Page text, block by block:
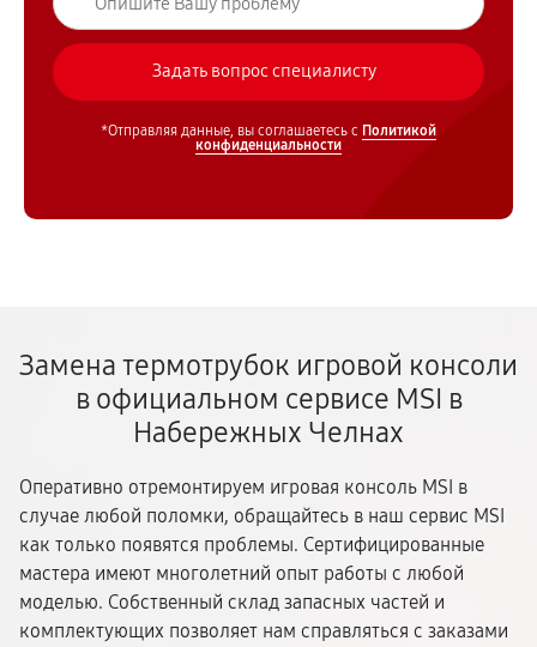
*Отправляя данные, вы соглашаетесь с Политикой
конфиденциальности
Замена термотрубок игровой консоли
в официальном сервисе MSI в
Набережных Челнах
Оперативно отремонтируем игровая консоль MSI в
случае любой поломки, обращайтесь в наш сервис MSI
как только появятся проблемы. Сертифицированные
мастера имеют многолетний опыт работы с любой
моделью. Собственный склад запасных частей и
комплектующих позволяет нам справляться с заказами